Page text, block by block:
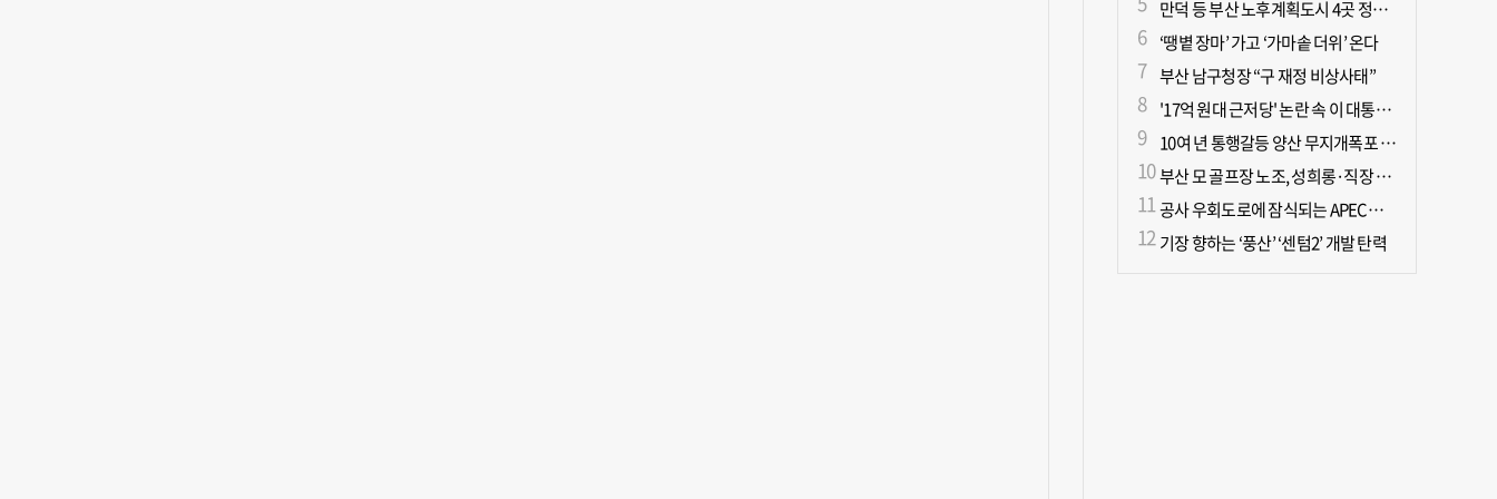
만덕 등 부산 노후계획도시 4곳 정비기본계획 마련
‘땡볕 장마’ 가고 ‘가마솥 더위’ 온다
부산 남구청장 “구 재정 비상사태”
'17억 원대 근저당' 논란 속 이 대통령, 오늘 국민과 부동산 대토론회
10여 년 통행갈등 양산 무지개폭포 해결되나?
부산 모 골프장 노조, 성희롱·직장 내 괴롭힘으로 이사장 고발
공사 우회도로에 잠식되는 APEC공원… 시민도 나무도 ‘불편’
기장 향하는 ‘풍산’ ‘센텀2’ 개발 탄력